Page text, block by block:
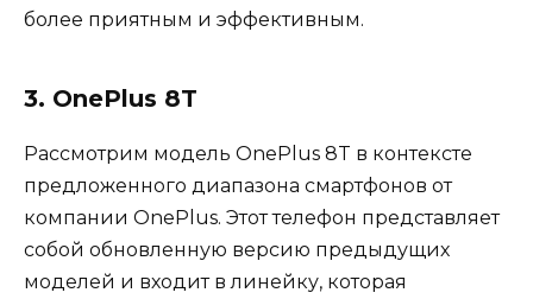
более приятным и эффективным.
3. OnePlus 8T
Рассмотрим модель OnePlus 8T в контексте
предложенного диапазона смартфонов от
компании OnePlus. Этот телефон представляет
собой обновленную версию предыдущих
моделей и входит в линейку, которая